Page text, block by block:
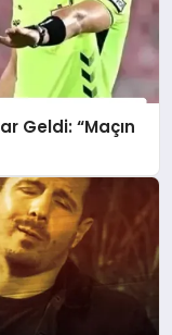
Geldi: “Maçın